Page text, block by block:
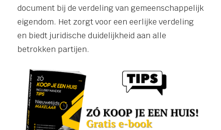
document bij de verdeling van gemeenschappelijk
eigendom. Het zorgt voor een eerlijke verdeling
en biedt juridische duidelijkheid aan alle
betrokken partijen.